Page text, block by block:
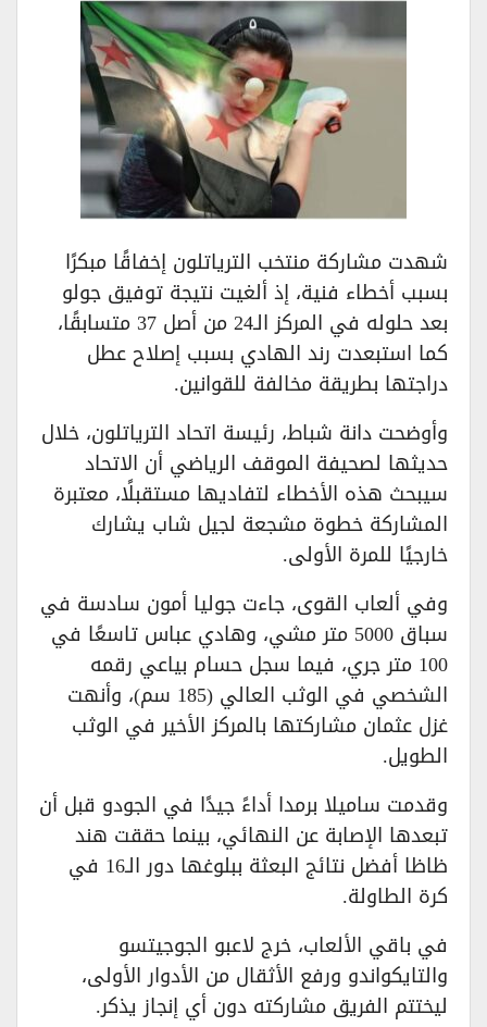
شهدت مشاركة منتخب الترياتلون إخفاقًا مبكرًا
بسبب أخطاء فنية، إذ ألغيت نتيجة توفيق جولو
بعد حلوله في المركز الـ24 من أصل 37 متسابقًا،
كما استبعدت رند الهادي بسبب إصلاح عطل
دراجتها بطريقة مخالفة للقوانين.
وأوضحت دانة شباط، رئيسة اتحاد الترياتلون، خلال
حديثها لصحيفة الموقف الرياضي أن الاتحاد
سيبحث هذه الأخطاء لتفاديها مستقبلًا، معتبرة
المشاركة خطوة مشجعة لجيل شاب يشارك
خارجيًا للمرة الأولى.
وفي ألعاب القوى، جاءت جوليا أمون سادسة في
سباق 5000 متر مشي، وهادي عباس تاسعًا في
100 متر جري، فيما سجل حسام بياعي رقمه
الشخصي في الوثب العالي (185 سم)، وأنهت
غزل عثمان مشاركتها بالمركز الأخير في الوثب
الطويل.
وقدمت ساميلا برمدا أداءً جيدًا في الجودو قبل أن
تبعدها الإصابة عن النهائي، بينما حققت هند
ظاظا أفضل نتائج البعثة ببلوغها دور الـ16 في
كرة الطاولة.
في باقي الألعاب، خرج لاعبو الجوجيتسو
والتايكواندو ورفع الأثقال من الأدوار الأولى،
ليختتم الفريق مشاركته دون أي إنجاز يذكر.